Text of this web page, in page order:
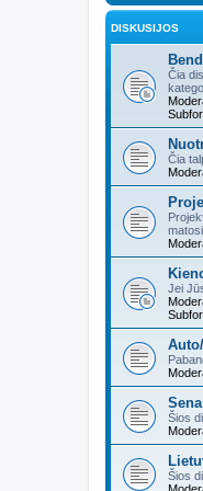
DISKUSIJOS
Čia
Čia
Jei
Šios
Šios